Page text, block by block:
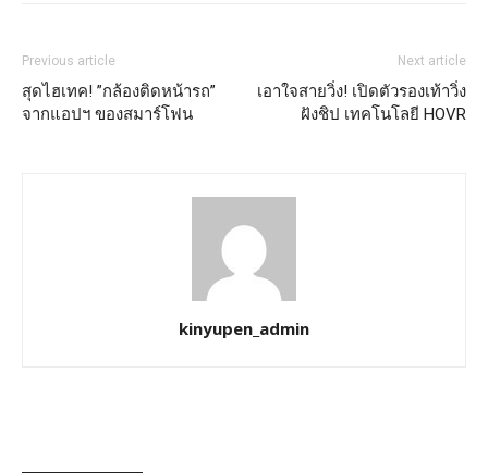
Previous article
สุดไฮเทค! ”กล้องติดหน้ารถ”
จากแอปฯ ของสมาร์โฟน
Next article
เอาใจสายวิ่ง! เปิดตัวรองเท้าวิ่ง
ฝังชิป เทคโนโลยี HOVR
kinyupen_admin